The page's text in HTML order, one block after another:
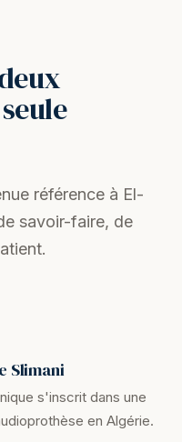
référence à El-
savoir-faire, de
Slimani
s'inscrit dans une
en Algérie.